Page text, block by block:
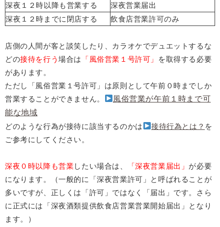
深夜１２時以降も営業する
深夜営業届出
深夜１２時までに閉店する
飲食店営業許可のみ
店側の人間が客と談笑したり、カラオケでデュエットするな
どの接待を行う場合は 「風俗営業１号許可」
を取得する必要
があります。
ただし「風俗営業１号許可」は原則として午前０時までしか
営業することができません。
風俗営業が午前１時まで可
能な地域
どのような行為が接待に該当するのかは
接待行為とは？ を
ご参考にしてください。
深夜０時以降も営業 したい場合は、 「深夜営業届出」 が必要
になります。（一般的に「深夜営業許可」と呼ばれることが
多いですが、正しくは「許可」ではなく「届出」です。さら
に正式には「深夜酒類提供飲食店営業営業開始届出」となり
ます。）